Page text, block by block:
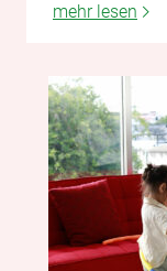
mehr lesen